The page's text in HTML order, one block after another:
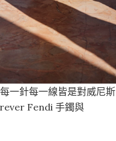
一針每一線皆是對威尼斯
Fendi 手鐲與